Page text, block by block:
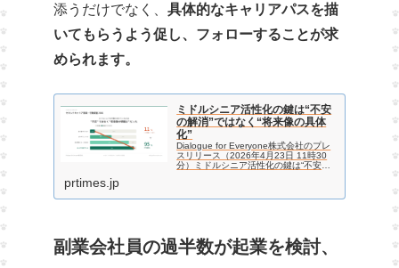
添うだけでなく、 具体的なキャリアパスを描
いてもらうよう促し、フォローすることが求
められます。
ミドルシニア活性化の鍵は“不安
の解消”ではなく“将来像の具体
化”
Dialogue for Everyone株式会社のプレ
スリリース（2026年4月23日 11時30
分）ミドルシニア活性化の鍵は“不安の
prtimes.jp
副業会社員の過半数が起業を検討、